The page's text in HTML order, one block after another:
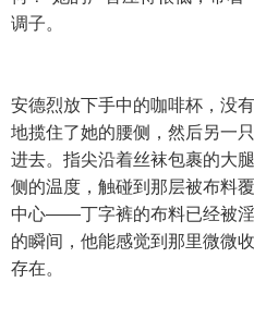
调子。
安德烈放下手中的咖啡杯，没
地揽住了她的腰侧，然后另一
进去。指尖沿着丝袜包裹的大
侧的温度，触碰到那层被布料
中心——丁字裤的布料已经被淫
的瞬间，他能感觉到那里微微
存在。